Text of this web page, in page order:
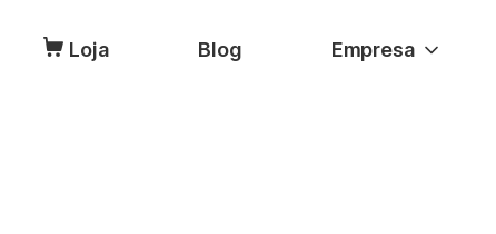
Loja Blog Empresa